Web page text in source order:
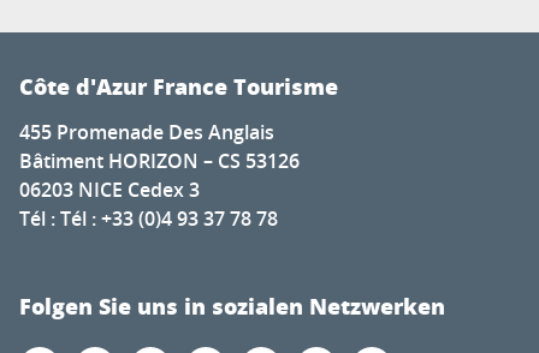
Côte d'Azur France Tourisme
455 Promenade Des Anglais
Bâtiment HORIZON – CS 53126
06203 NICE Cedex 3
Tél : Tél : +33 (0)4 93 37 78 78
Folgen Sie uns in sozialen Netzwerken